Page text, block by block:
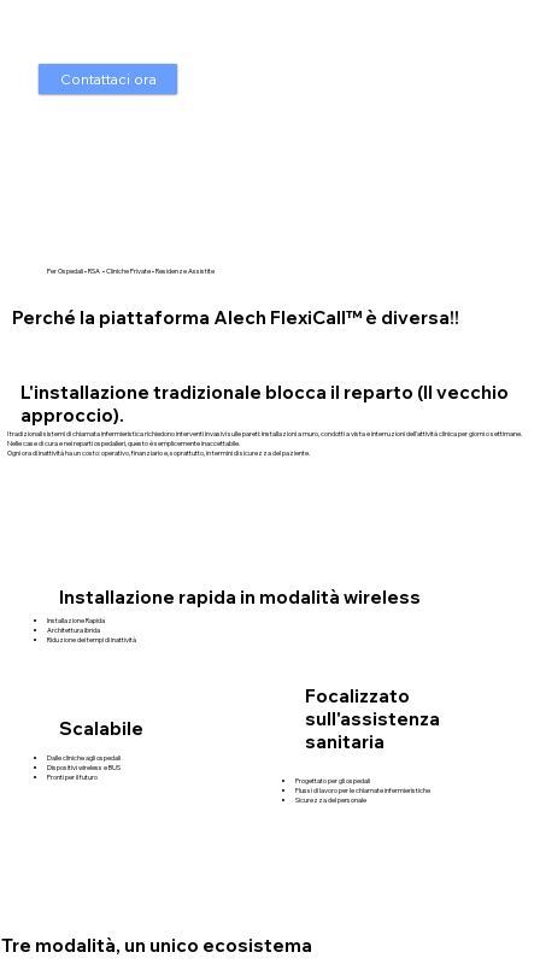
Contattaci ora
Per Ospedali • RSA • Cliniche Private • Residenze Assistite
Perché la piattaforma Alech FlexiCall™ è diversa!!
L'installazione tradizionale blocca il reparto (Il vecchio
approccio).
I tradizionali sistemi di chiamata infermieristica richiedono interventi invasivi sulle pareti: installazioni a muro, condotti a vista e interruzioni dell'attività clinica per giorni o settimane.
Nelle case di cura e nei reparti ospedalieri, questo è semplicemente inaccettabile.
Ogni ora di inattività ha un costo: operativo, finanziario e, soprattutto, in termini di sicurezza del paziente.
Installazione rapida in modalità wireless
Focalizzato
sull'assistenza
sanitaria
Scalabile
Installazione Rapida
Architettura ibrida
Riduzione dei tempi di inattività
Progettato per gli ospedali
Flussi di lavoro per le chiamate infermieristiche
Sicurezza del personale
Dalle cliniche agli ospedali
Dispositivi wireless e BUS
Pronti per il futuro
Tre modalità, un unico ecosistema